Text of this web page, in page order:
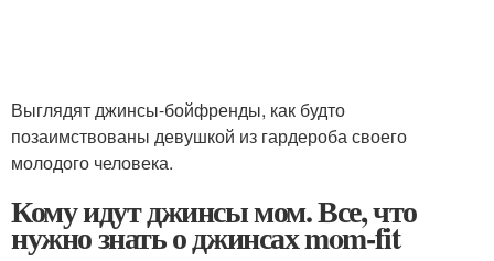
Выглядят джинсы-бойфренды, как будто
позаимствованы девушкой из гардероба своего
молодого человека.
Кому идут джинсы мом. Все, что
нужно знать о джинсах mom-fit